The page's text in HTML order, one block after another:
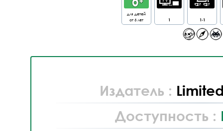
для детей
от 6 лет
1 1-1
Издатель :
Доступность :